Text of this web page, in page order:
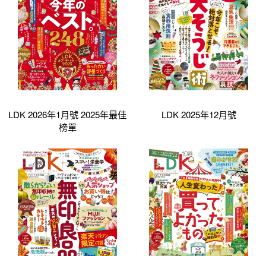
LDK 2026年1月號 2025年最佳
榜單
LDK 2025年12月號